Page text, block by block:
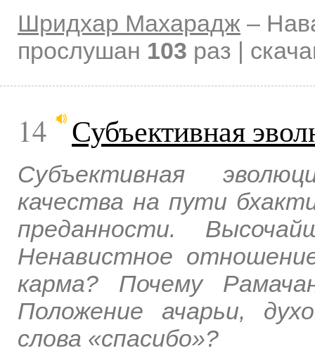
Шридхар Махарадж –
прослушан 103 раз |
14 Субъективная
Субъективная
качества на пути
преданности.
Ненавистное
карма? Почему
Положение ачарьи,
слова «спасибо»?